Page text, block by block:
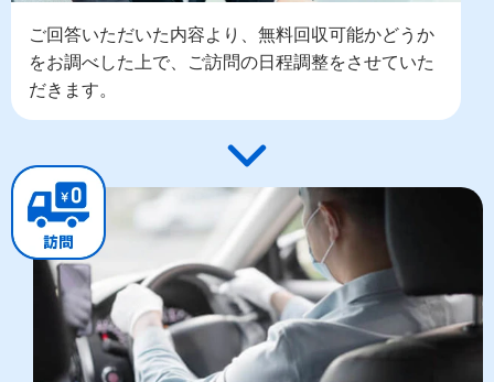
ご回答いただいた内容より、無料回収可能かどうか
をお調べした上で、ご訪問の日程調整をさせていた
だきます。